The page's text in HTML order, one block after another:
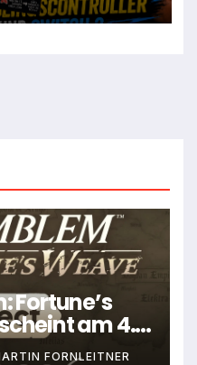
Fortune’s
am 4.
FORNLEITNER